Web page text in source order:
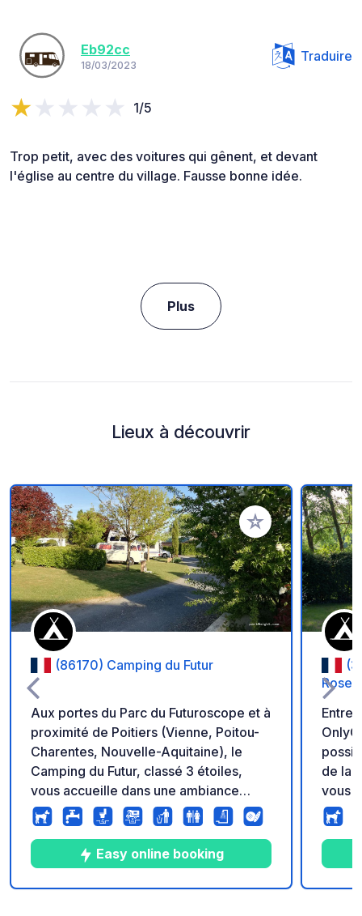
Eb92cc
18/03/2023
Traduire
1/5
Trop petit, avec des voitures qui gênent, et devant
l'église au centre du village. Fausse bonne idée.
Plus
Lieux à découvrir
Ajouter à vos
(86170) Camping du Futur
Aux portes du Parc du Futuroscope et à
proximité de Poitiers (Vienne, Poitou-
Charentes, Nouvelle-Aquitaine), le
Camping du Futur, classé 3 étoiles,
vous accueille dans une ambiance
familiale pour un séjour découverte ou
pour une simple escale. Facilement
accessible, le Camping du Futur est à 5
minutes de la sortie d’autoroute de
l’A10 en direction du Sud de la France.
Easy online booking
Entre
de la
vous
à la
de